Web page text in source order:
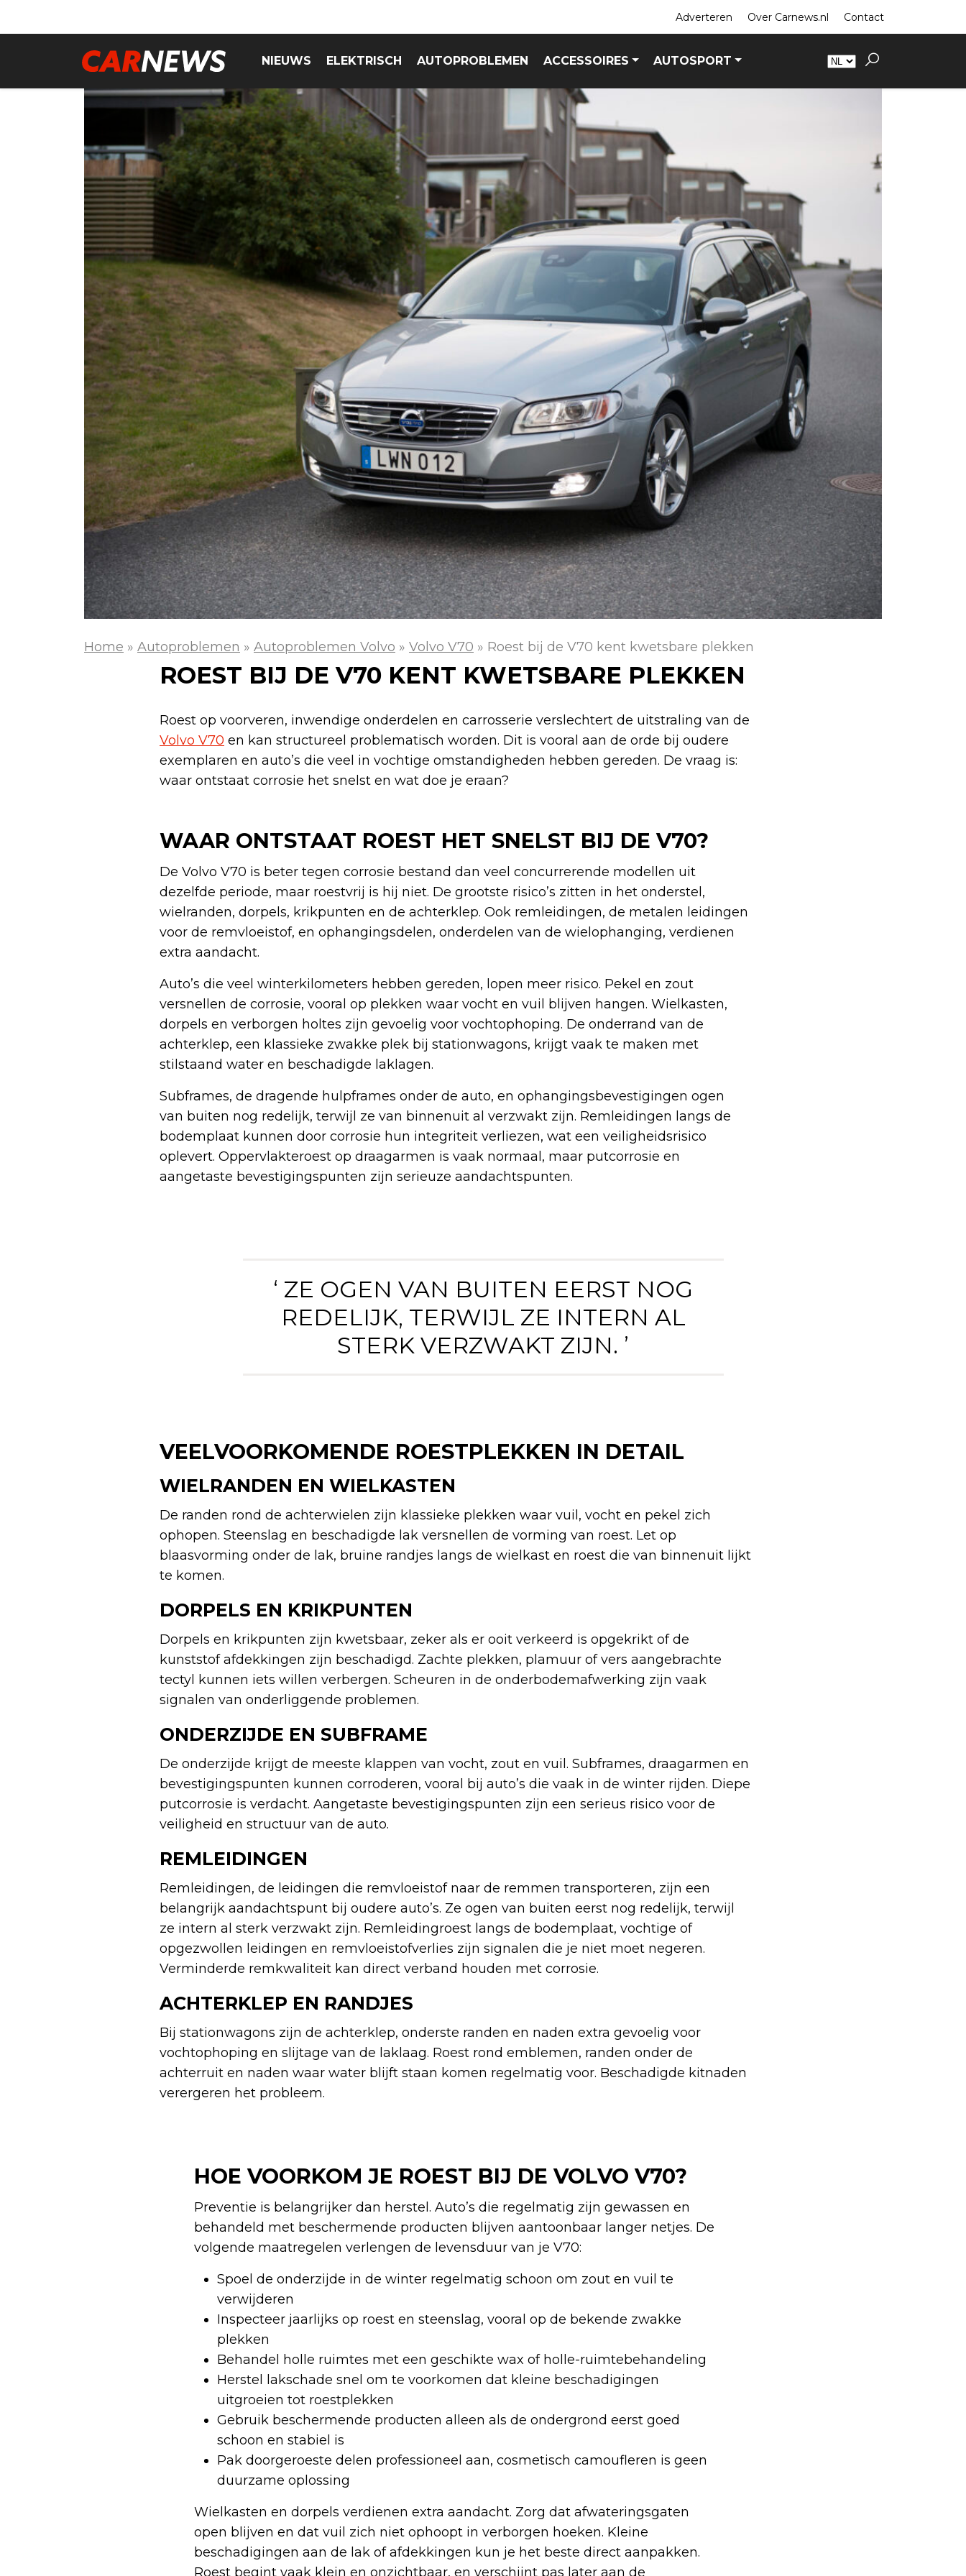
Adverteren Over Carnews.nl Contact
NIEUWS ELEKTRISCH AUTOPROBLEMEN ACCESSOIRES AUTOSPORT
Home » Autoproblemen » Autoproblemen Volvo » Volvo V70 » Roest bij de V70 kent kwetsbare plekken
ROEST BIJ DE V70 KENT KWETSBARE PLEKKEN
Roest op voorveren, inwendige onderdelen en carrosserie verslechtert de uitstraling van de
Volvo V70 en kan structureel problematisch worden. Dit is vooral aan de orde bij oudere
exemplaren en auto’s die veel in vochtige omstandigheden hebben gereden. De vraag is:
waar ontstaat corrosie het snelst en wat doe je eraan?
WAAR ONTSTAAT ROEST HET SNELST BIJ DE V70?
De Volvo V70 is beter tegen corrosie bestand dan veel concurrerende modellen uit
dezelfde periode, maar roestvrij is hij niet. De grootste risico’s zitten in het onderstel,
wielranden, dorpels, krikpunten en de achterklep. Ook remleidingen, de metalen leidingen
voor de remvloeistof, en ophangingsdelen, onderdelen van de wielophanging, verdienen
extra aandacht.
Auto’s die veel winterkilometers hebben gereden, lopen meer risico. Pekel en zout
versnellen de corrosie, vooral op plekken waar vocht en vuil blijven hangen. Wielkasten,
dorpels en verborgen holtes zijn gevoelig voor vochtophoping. De onderrand van de
achterklep, een klassieke zwakke plek bij stationwagons, krijgt vaak te maken met
stilstaand water en beschadigde laklagen.
Subframes, de dragende hulpframes onder de auto, en ophangingsbevestigingen ogen
van buiten nog redelijk, terwijl ze van binnenuit al verzwakt zijn. Remleidingen langs de
bodemplaat kunnen door corrosie hun integriteit verliezen, wat een veiligheidsrisico
oplevert. Oppervlakteroest op draagarmen is vaak normaal, maar putcorrosie en
aangetaste bevestigingspunten zijn serieuze aandachtspunten.
‘ ZE OGEN VAN BUITEN EERST NOG
REDELIJK, TERWIJL ZE INTERN AL
STERK VERZWAKT ZIJN. ’
VEELVOORKOMENDE ROESTPLEKKEN IN DETAIL
WIELRANDEN EN WIELKASTEN
De randen rond de achterwielen zijn klassieke plekken waar vuil, vocht en pekel zich
ophopen. Steenslag en beschadigde lak versnellen de vorming van roest. Let op
blaasvorming onder de lak, bruine randjes langs de wielkast en roest die van binnenuit lijkt
te komen.
DORPELS EN KRIKPUNTEN
Dorpels en krikpunten zijn kwetsbaar, zeker als er ooit verkeerd is opgekrikt of de
kunststof afdekkingen zijn beschadigd. Zachte plekken, plamuur of vers aangebrachte
tectyl kunnen iets willen verbergen. Scheuren in de onderbodemafwerking zijn vaak
signalen van onderliggende problemen.
ONDERZIJDE EN SUBFRAME
De onderzijde krijgt de meeste klappen van vocht, zout en vuil. Subframes, draagarmen en
bevestigingspunten kunnen corroderen, vooral bij auto’s die vaak in de winter rijden. Diepe
putcorrosie is verdacht. Aangetaste bevestigingspunten zijn een serieus risico voor de
veiligheid en structuur van de auto.
REMLEIDINGEN
Remleidingen, de leidingen die remvloeistof naar de remmen transporteren, zijn een
belangrijk aandachtspunt bij oudere auto’s. Ze ogen van buiten eerst nog redelijk, terwijl
ze intern al sterk verzwakt zijn. Remleidingroest langs de bodemplaat, vochtige of
opgezwollen leidingen en remvloeistofverlies zijn signalen die je niet moet negeren.
Verminderde remkwaliteit kan direct verband houden met corrosie.
ACHTERKLEP EN RANDJES
Bij stationwagons zijn de achterklep, onderste randen en naden extra gevoelig voor
vochtophoping en slijtage van de laklaag. Roest rond emblemen, randen onder de
achterruit en naden waar water blijft staan komen regelmatig voor. Beschadigde kitnaden
verergeren het probleem.
HOE VOORKOM JE ROEST BIJ DE VOLVO V70?
Preventie is belangrijker dan herstel. Auto’s die regelmatig zijn gewassen en
behandeld met beschermende producten blijven aantoonbaar langer netjes. De
volgende maatregelen verlengen de levensduur van je V70:
Spoel de onderzijde in de winter regelmatig schoon om zout en vuil te
verwijderen
Inspecteer jaarlijks op roest en steenslag, vooral op de bekende zwakke
plekken
Behandel holle ruimtes met een geschikte wax of holle-ruimtebehandeling
Herstel lakschade snel om te voorkomen dat kleine beschadigingen
uitgroeien tot roestplekken
Gebruik beschermende producten alleen als de ondergrond eerst goed
schoon en stabiel is
Pak doorgeroeste delen professioneel aan, cosmetisch camoufleren is geen
duurzame oplossing
Wielkasten en dorpels verdienen extra aandacht. Zorg dat afwateringsgaten
open blijven en dat vuil zich niet ophoopt in verborgen hoeken. Kleine
beschadigingen aan de lak of afdekkingen kun je het beste direct aanpakken.
Roest begint vaak klein en onzichtbaar, en verschijnt pas later aan de